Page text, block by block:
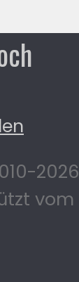
2026
vom